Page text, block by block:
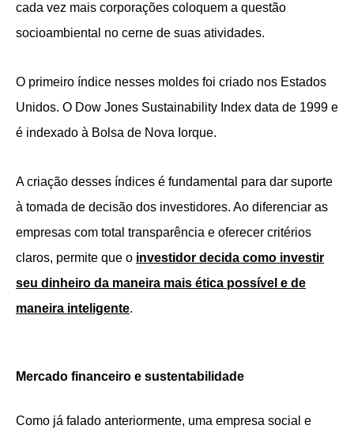
cada vez mais corporações coloquem a questão
socioambiental no cerne de suas atividades.
O primeiro índice nesses moldes foi criado nos Estados
Unidos. O Dow Jones Sustainability Index data de 1999 e
é indexado à Bolsa de Nova Iorque.
A criação desses índices é fundamental para dar suporte
à tomada de decisão dos investidores. Ao diferenciar as
empresas com total transparência e oferecer critérios
claros, permite que o investidor decida como investir
seu dinheiro da maneira mais ética possível e de
maneira inteligente.
Mercado financeiro e sustentabilidade
Como já falado anteriormente, uma empresa social e